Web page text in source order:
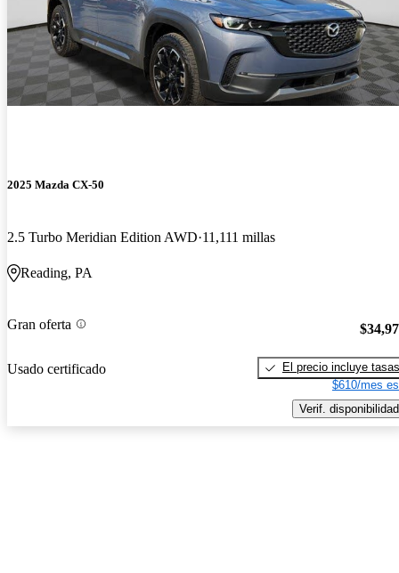
2025 Mazda CX-50
2.5 Turbo Meridian Edition AWD 11,111 millas
Reading, PA
Gran oferta
Usado certificado
El precio incluye tasas
$610/mes
Verif. disponibilidad